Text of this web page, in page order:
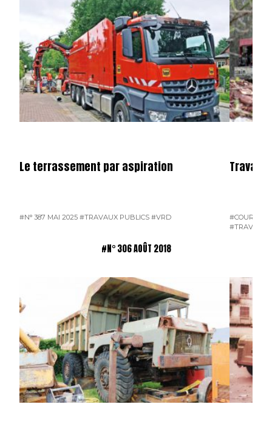
Le terrassement par aspiration
#N° 387 MAI 2025 #TRAVAUX PUBLICS #VRD
#COURRIER
#TRAVAUX
#N° 306 AOÛT 2018